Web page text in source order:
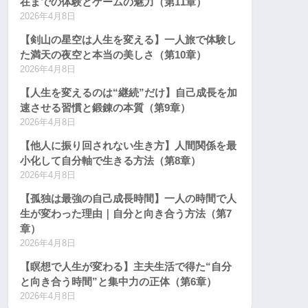
2026年4月8日
【剣山の星空は人生を変える】一人旅で体験し
た満天の夜空と本当の美しさ（第10章）
2026年4月8日
【人生を変えるのは“継続”だけ】自己成長を加
速させる習慣と鍛錬の本質（第9章）
2026年4月8日
【他人に振り回されない生き方】人間関係を最
小化して自分軸で生きる方法（第8章）
2026年4月8日
【孤独は最強の自己成長時間】一人の時間で人
生が変わった理由｜自分と向き合う方法（第7
章）
2026年4月8日
【瞑想で人生が変わる】主夫生活で得た“自分
と向き合う時間”と集中力の正体（第6章）
2026年4月8日